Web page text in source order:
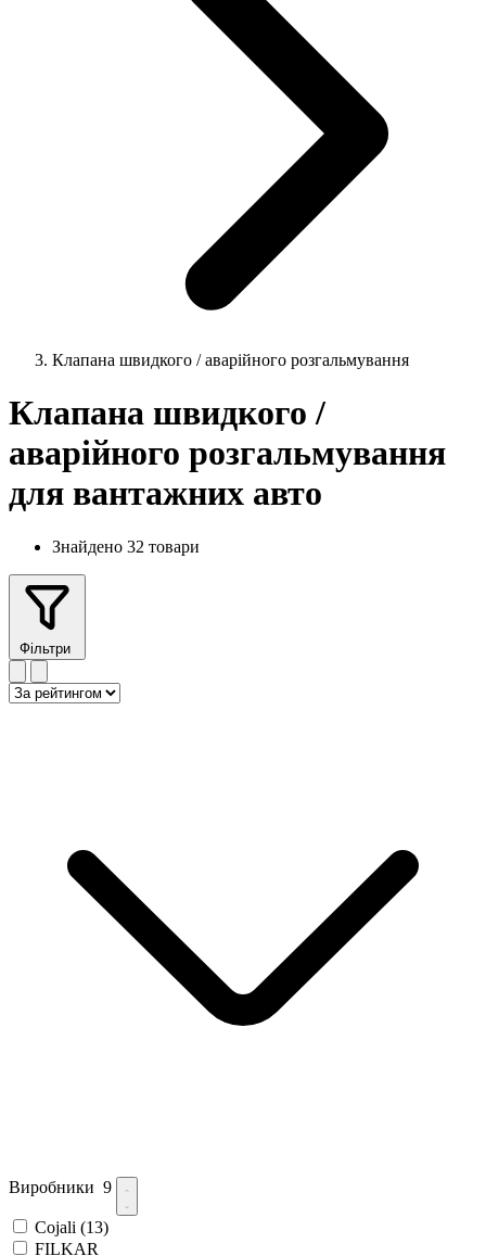
Клапана швидкого / аварійного розгальмування
Клапана швидкого /
аварійного розгальмування
для вантажних авто
Знайдено 32 товари
Фільтри
Виробники 9
Cojali (13)
FILKAR